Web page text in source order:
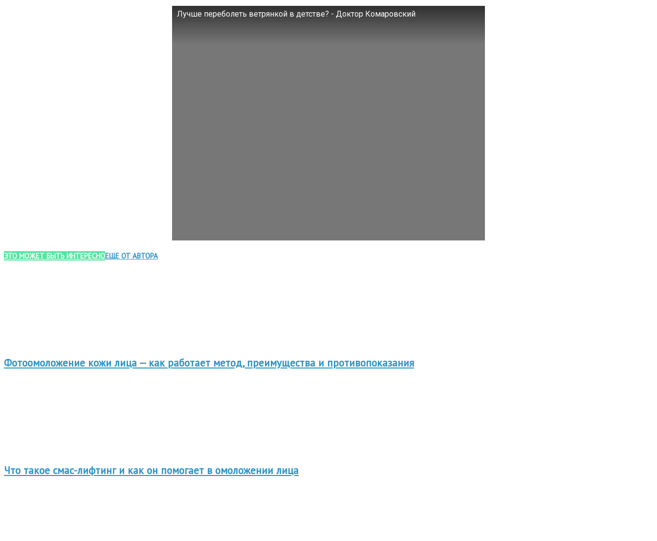
Лучше переболеть ветрянкой в детстве? - Доктор Комаровский
ЭТО МОЖЕТ БЫТЬ ИНТЕРЕСНОЕЩЕ ОТ АВТОРА
Фотоомоложение кожи лица — как работает метод, преимущества и противопоказания
Что такое смас-лифтинг и как он помогает в омоложении лица